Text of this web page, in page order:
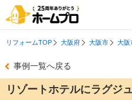
リフォームTOP 大阪府 大阪市 大阪
事例一覧へ戻る
リゾートホテルにラグジ